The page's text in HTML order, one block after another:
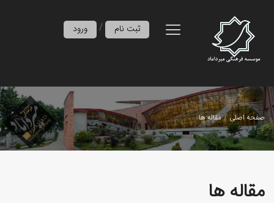
ورود / ثبت نام
صفحه اصلی مقاله ها
مقاله ها